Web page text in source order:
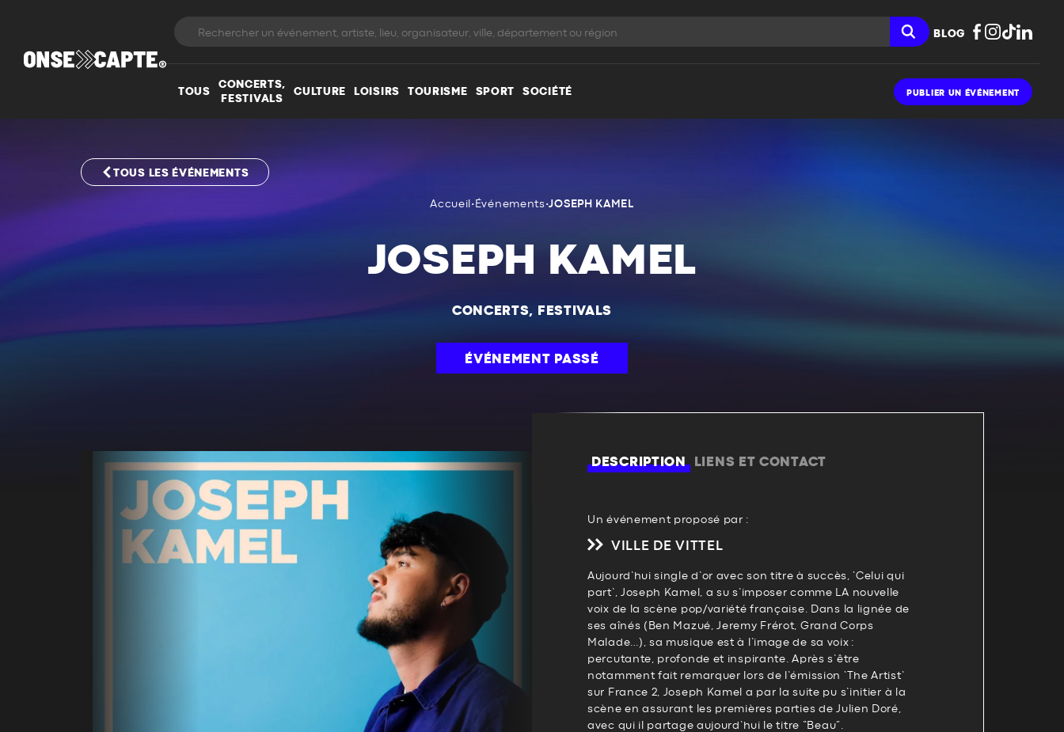
BLOG
TOUS
CONCERTS,
FESTIVALS
CULTURE LOISIRS TOURISME SPORT SOCIÉTÉ PUBLIER UN ÉVÉNEMENT
TOUS LES ÉVÉNEMENTS
Accueil • Événements•JOSEPH KAMEL
JOSEPH KAMEL
CONCERTS, FESTIVALS
ÉVÉNEMENT PASSÉ
DESCRIPTION LIENS ET CONTACT
Un événement proposé par :
VILLE DE VITTEL
Aujourd’hui single d’or avec son titre à succès, ‘Celui qui
part’, Joseph Kamel, a su s’imposer comme LA nouvelle
voix de la scène pop/variété française. Dans la lignée de
ses aînés (Ben Mazué, Jeremy Frérot, Grand Corps
Malade…), sa musique est à l’image de sa voix :
percutante, profonde et inspirante. Après s’être
notamment fait remarquer lors de l’émission ‘The Artist’
sur France 2, Joseph Kamel a par la suite pu s’initier à la
scène en assurant les premières parties de Julien Doré,
avec qui il partage aujourd’hui le titre “Beau”.